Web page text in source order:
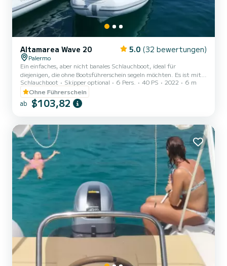
Altamarea Wave 20 5.0 (32 bewertungen)
Palermo
Ein einfaches, aber nicht banales Schlauchboot, ideal für
diejenigen, die ohne Bootsführerschein segeln möchten. Es ist mit
einer gewissen Sorgfalt gebaut und an Komfort für die Gäste
mangelt es nicht.< Es verfügt über zwei große Liegeflächen, eine
Mittelkonsole, die die Bewegung an Bord erleichtert, und eine
verstellbare Lordosenstütze. Bemerkenswert ist die Belastbarkeit
sich durch die ebene, rutschfeste Oberfläche und die recht...
Schlauchboot Skipper optional 6 Pers. 40 PS 2022
6 m
Ohne Führerschein
ab $103,82